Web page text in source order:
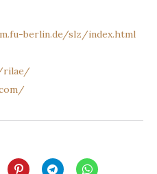
berlin.de/slz/index.html
rilae/